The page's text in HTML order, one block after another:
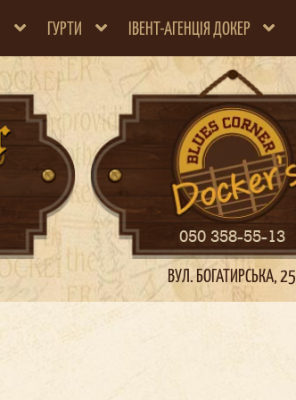
ГУРТИ ІВЕНТ-АГЕНЦІЯ ДОКЕР
050 358-55-13
ВУЛ. БОГАТИРСЬКА, 25